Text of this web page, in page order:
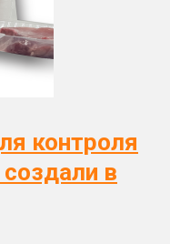
контроля
в